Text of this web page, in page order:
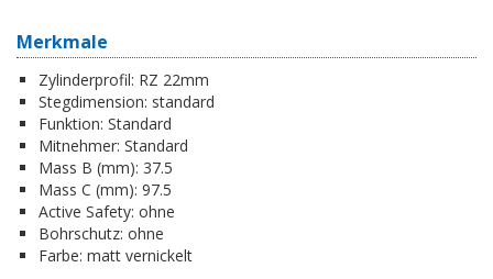
Merkmale
Zylinderprofil: RZ 22mm
Stegdimension: standard
Funktion: Standard
Mitnehmer: Standard
Mass B (mm): 37.5
Mass C (mm): 97.5
Active Safety: ohne
Bohrschutz: ohne
Farbe: matt vernickelt